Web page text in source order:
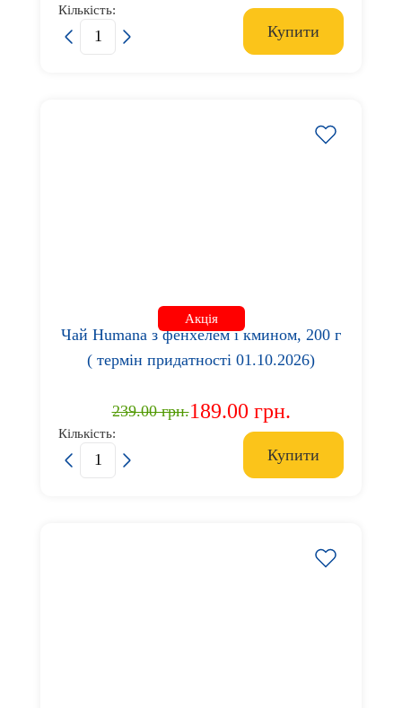
Кількість:
Купити
Акція
Чай Humana з фенхелем і кмином, 200 г
( термін придатності 01.10.2026)
239.00 грн.189.00 грн.
Кількість:
Купити